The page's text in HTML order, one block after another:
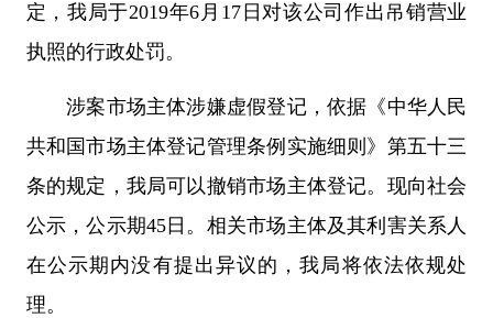
定，我局于2019年6月17日对该公司作出吊销营业
执照的行政处罚。
涉案市场主体涉嫌虚假登记，依据《中华人民
共和国市场主体登记管理条例实施细则》第五十三
条的规定，我局可以撤销市场主体登记。现向社会
公示，公示期45日。相关市场主体及其利害关系人
在公示期内没有提出异议的，我局将依法依规处
理。